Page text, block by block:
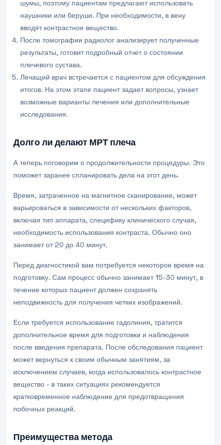
шумы, поэтому пациентам предлагают использовать
наушники или беруши. При необходимости, в вену
вводят контрастное вещество.
После томографии радиолог анализирует полученные
результаты, готовит подробный отчет о состоянии
плечевого сустава.
Лечащий врач встречается с пациентом для обсуждения
итогов. На этом этапе пациент задает вопросы, узнает
возможные варианты лечения или дополнительные
исследования.
Долго ли делают МРТ плеча
А теперь поговорим о продолжительности процедуры. Это
поможет заранее спланировать дела на этот день.
Время, затраченное на магнитное сканирование, может
варьироваться в зависимости от нескольких факторов,
включая тип аппарата, специфику клинического случая,
необходимость использования контраста. Обычно оно
занимает от 20 до 40 минут.
Перед диагностикой вам потребуется некоторое время на
подготовку. Сам процесс обычно занимает 15-30 минут, в
течение которых пациент должен сохранять
неподвижность для получения четких изображений.
Если требуется использование гадолиния, тратится
дополнительное время для подготовки и наблюдения
после введения препарата. После обследования пациент
может вернуться к своим обычным занятиям, за
исключением случаев, когда использовалось контрастное
вещество - в таких ситуациях рекомендуется
кратковременное наблюдение для предотвращения
побочных реакций.
Преимущества метода